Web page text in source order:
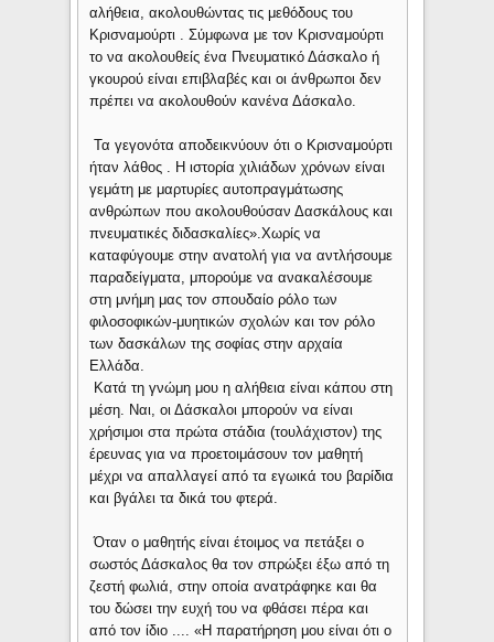
αλήθεια, ακολουθώντας τις μεθόδους του
Κρισναμούρτι . Σύμφωνα με τον Κρισναμούρτι
το να ακολουθείς ένα Πνευματικό Δάσκαλο ή
γκουρού είναι επιβλαβές και οι άνθρωποι δεν
πρέπει να ακολουθούν κανένα Δάσκαλο.
Τα γεγονότα αποδεικνύουν ότι ο Κρισναμούρτι
ήταν λάθος . Η ιστορία χιλιάδων χρόνων είναι
γεμάτη με μαρτυρίες αυτοπραγμάτωσης
ανθρώπων που ακολουθούσαν Δασκάλους και
πνευματικές διδασκαλίες».Χωρίς να
καταφύγουμε στην ανατολή για να αντλήσουμε
παραδείγματα, μπορούμε να ανακαλέσουμε
στη μνήμη μας τον σπουδαίο ρόλο των
φιλοσοφικών-μυητικών σχολών και τον ρόλο
των δασκάλων της σοφίας στην αρχαία
Ελλάδα.
Κατά τη γνώμη μου η αλήθεια είναι κάπου στη
μέση. Ναι, οι Δάσκαλοι μπορούν να είναι
χρήσιμοι στα πρώτα στάδια (τουλάχιστον) της
έρευνας για να προετοιμάσουν τον μαθητή
μέχρι να απαλλαγεί από τα εγωικά του βαρίδια
και βγάλει τα δικά του φτερά.
Όταν ο μαθητής είναι έτοιμος να πετάξει ο
σωστός Δάσκαλος θα τον σπρώξει έξω από τη
ζεστή φωλιά, στην οποία ανατράφηκε και θα
του δώσει την ευχή του να φθάσει πέρα και
από τον ίδιο .... «Η παρατήρηση μου είναι ότι ο